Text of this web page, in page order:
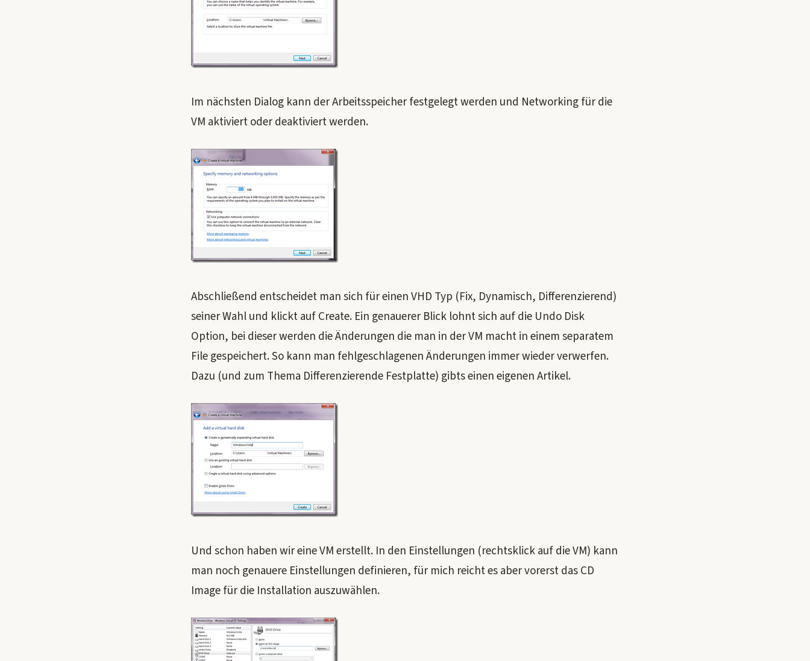
Im nächsten Dialog kann der Arbeitsspeicher festgelegt werden und Networking für die
VM aktiviert oder deaktiviert werden.
Abschließend entscheidet man sich für einen VHD Typ (Fix, Dynamisch, Differenzierend)
seiner Wahl und klickt auf Create. Ein genauerer Blick lohnt sich auf die Undo Disk
Option, bei dieser werden die Änderungen die man in der VM macht in einem separatem
File gespeichert. So kann man fehlgeschlagenen Änderungen immer wieder verwerfen.
Dazu (und zum Thema Differenzierende Festplatte) gibts einen eigenen Artikel.
Und schon haben wir eine VM erstellt. In den Einstellungen (rechtsklick auf die VM) kann
man noch genauere Einstellungen definieren, für mich reicht es aber vorerst das CD
Image für die Installation auszuwählen.